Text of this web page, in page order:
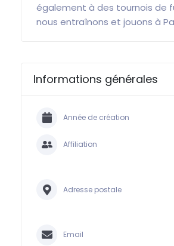
également à des tournois de
nous entraînons et jouons à
Informations générales
Année de création
Affiliation
Adresse postale
Email